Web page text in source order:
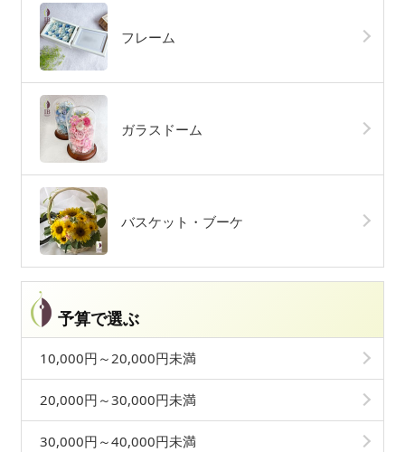
フレーム
ガラスドーム
バスケット・ブーケ
予算で選ぶ
10,000円～20,000円未満
20,000円～30,000円未満
30,000円～40,000円未満